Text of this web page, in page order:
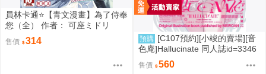
員林卡通⭐️【青文漫畫】為了侍奉
您（全） 作者： 可座ミドリ
售價 314 預購 [C107預約][小竣的賣場][音
色庵]Hallucinate 同人誌id=3346
298
售價 560